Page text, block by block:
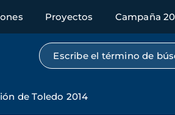
Proyectos Campaña
Búsqueda por texto
de Toledo 2014